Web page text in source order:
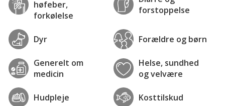
høfeber,
forkølelse
forstoppelse
Dyr Forældre og børn
Generelt om
medicin
Helse, sundhed
og velvære
Hudpleje Kosttilskud